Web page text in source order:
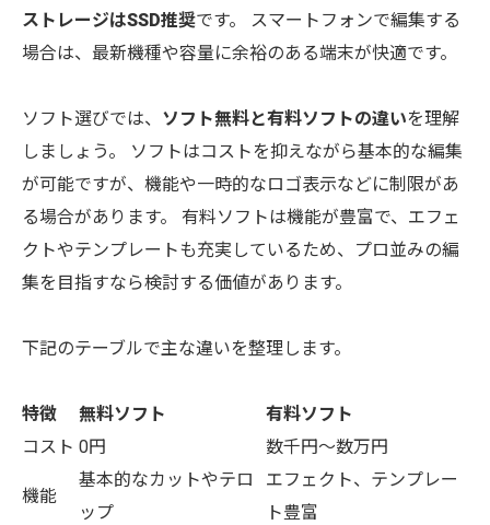
ストレージはSSD推奨です。 スマートフォンで編集する
場合は、最新機種や容量に余裕のある端末が快適です。
ソフト選びでは、 ソフト無料と有料ソフトの違いを理解
しましょう。 ソフトはコストを抑えながら基本的な編集
が可能ですが、機能や一時的なロゴ表示などに制限があ
る場合があります。 有料ソフトは機能が豊富で、エフェ
クトやテンプレートも充実しているため、プロ並みの編
集を目指すなら検討する価値があります。
下記のテーブルで主な違いを整理します。
特徴 無料ソフト
有料ソフト
コスト 0円 数千円〜数万円
機能
基本的なカットやテロ
ップ
エフェクト、テンプレー
ト豊富